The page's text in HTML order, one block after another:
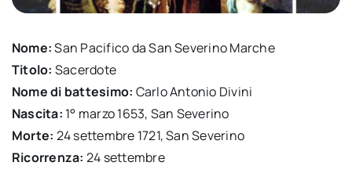
Nome:San Pacifico da San Severino Marche
Titolo: Sacerdote
Nome di battesimo: Carlo Antonio Divini
Nascita: 1° marzo 1653, San Severino
Morte: 24 settembre 1721, San Severino
Ricorrenza: 24 settembre